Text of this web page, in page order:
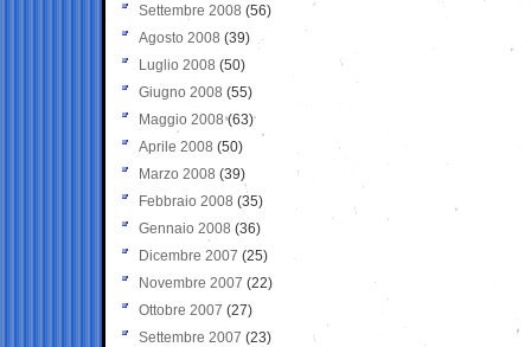
Settembre 2008 (56)
Agosto 2008 (39)
Luglio 2008 (50)
Giugno 2008 (55)
Maggio 2008(63)
Aprile 2008 (50)
Marzo 2008 (39)
Febbraio 2008 (35)
Gennaio 2008 (36)
Dicembre 2007 (25)
Novembre 2007 (22)
Ottobre 2007 (27)
Settembre 2007 (23)